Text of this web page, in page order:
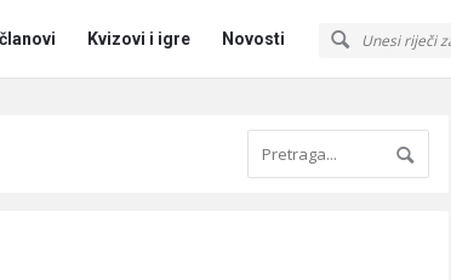
Kvizovi i igre Novosti